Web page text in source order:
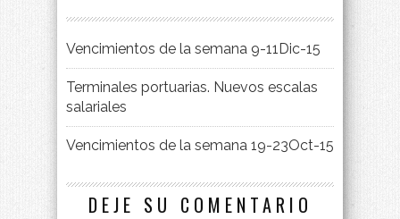
Vencimientos de la semana 9-11Dic-15
Terminales portuarias. Nuevos escalas
salariales
Vencimientos de la semana 19-23Oct-15
DEJE SU COMENTARIO